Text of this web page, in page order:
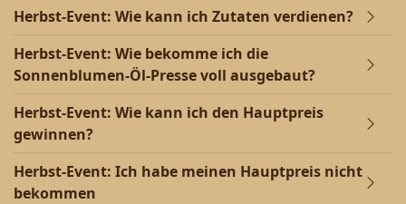
Herbst-Event: Wie kann ich Zutaten verdienen?
Herbst-Event: Wie bekomme ich die
Sonnenblumen-Öl-Presse voll ausgebaut?
Herbst-Event: Wie kann ich den Hauptpreis
gewinnen?
Herbst-Event: Ich habe meinen Hauptpreis nicht
bekommen